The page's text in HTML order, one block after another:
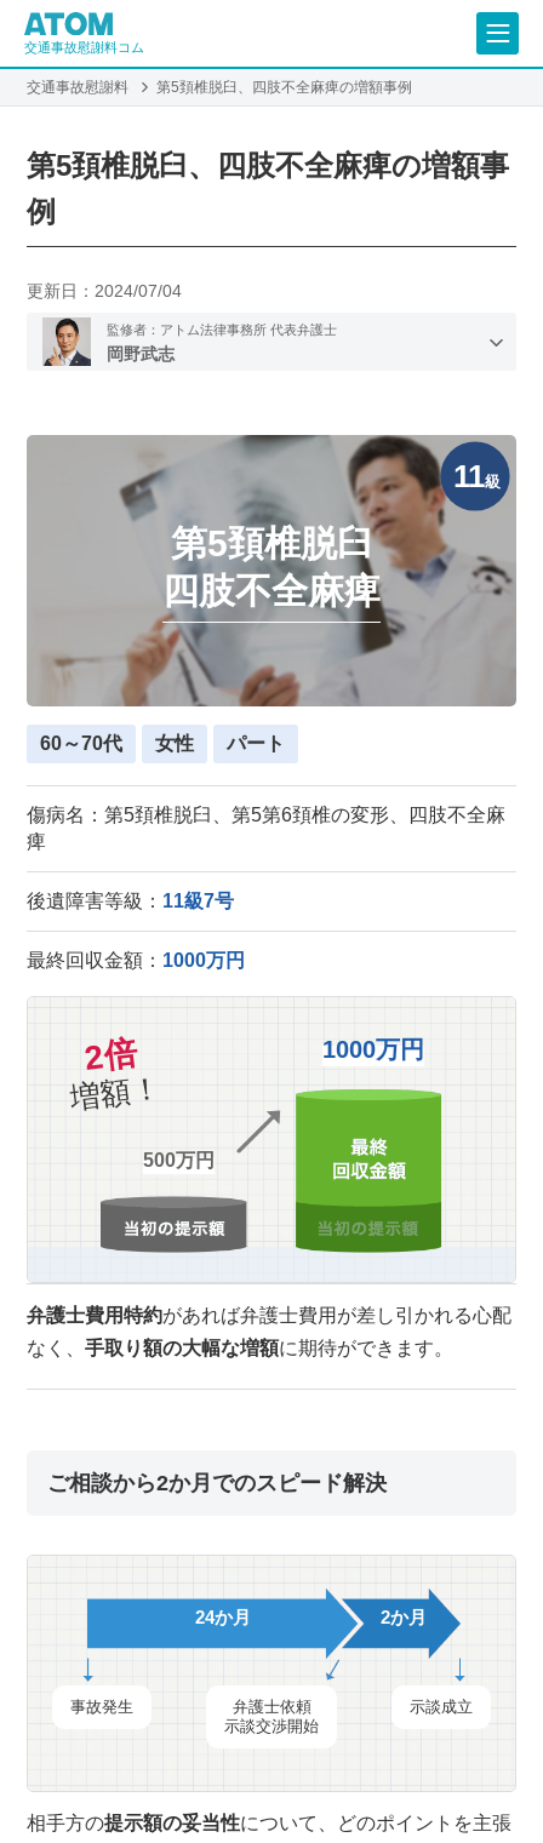
交通事故慰謝料コム
交通事故慰謝料 第5頚椎脱臼、四肢不全麻痺の増額事例
第5頚椎脱臼、四肢不全麻痺の増額事
例
更新日： 2024/07/04
監修者：アトム法律事務所 代表弁護士
岡野武志
11級
第5頚椎脱臼
四肢不全麻痺
60～70代 女性 パート
傷病名：第5頚椎脱臼、第5第6頚椎の変形、四肢不全麻
痺
後遺障害等級： 11級7号
最終回収金額： 1000万円
2倍
増額！
500万円
1000万円
弁護士費用特約があれば弁護士費用が差し引かれる心配
なく、手取り額の大幅な増額に期待ができます。
ご相談から2か月でのスピード解決
24か月 2か月
事故発生
弁護士依頼
示談交渉開始
示談成立
相手方の提示額の妥当性について、どのポイントを主張